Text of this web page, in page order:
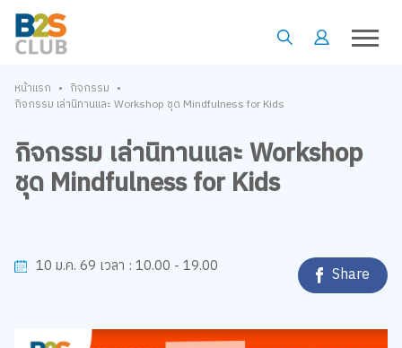
หน้าแรก • กิจกรรม •
กิจกรรม เล่านิทานและ Workshop ชุด Mindfulness for Kids
กิจกรรม เล่านิทานและ Workshop
ชุด Mindfulness for Kids
10 ม.ค. 69 เวลา : 10.00 - 19.00 Share